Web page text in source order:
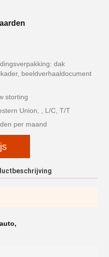
dak
beeldverhaaldocument
storting
Union, , L/C, T/T
per maand
,